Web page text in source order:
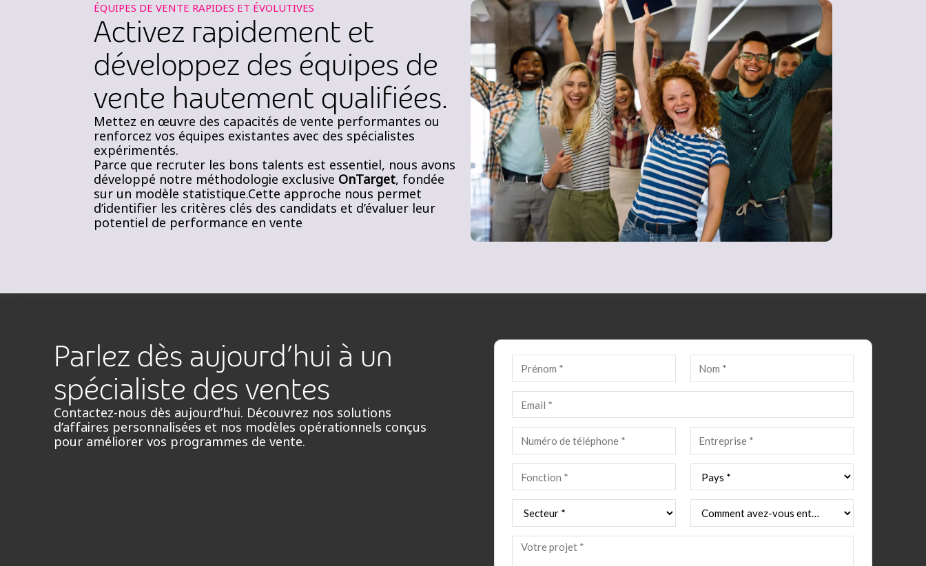
ÉQUIPES DE VENTE RAPIDES ET ÉVOLUTIVES
Activez rapidement et
développez des équipes de
vente hautement qualifiées.
Mettez en œuvre des capacités de vente performantes ou
renforcez vos équipes existantes avec des spécialistes
expérimentés.
Parce que recruter les bons talents est essentiel, nous avons
développé notre méthodologie exclusive OnTarget, fondée
sur un modèle statistique.Cette approche nous permet
d’identifier les critères clés des candidats et d’évaluer leur
potentiel de performance en vente
Parlez dès aujourd’hui à un
spécialiste des ventes
Contactez-nous dès aujourd’hui. Découvrez nos solutions
d’affaires personnalisées et nos modèles opérationnels conçus
pour améliorer vos programmes de vente.